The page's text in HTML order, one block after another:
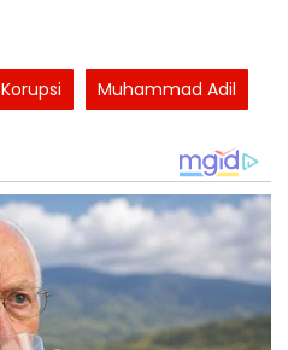
Korupsi Muhammad Adil